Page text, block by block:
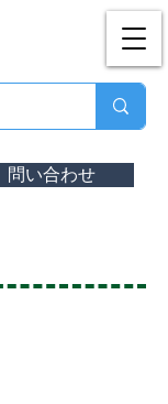
問い合わせ